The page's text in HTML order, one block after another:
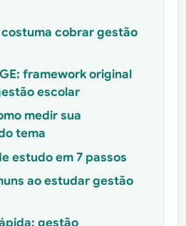
cobrar gestão
framework original
escolar
medir sua
tema
estudo em 7 passos
ao estudar gestão
gestão